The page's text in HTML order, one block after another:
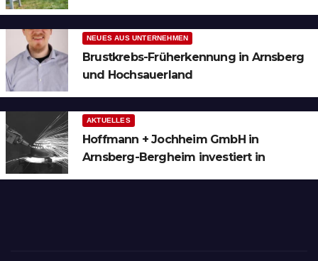
NEUES AUS UNTERNEHMEN
Brustkrebs-Früherkennung in Arnsberg
und Hochsauerland
AKTUELLES
Hoffmann + Jochheim GmbH in
Arnsberg-Bergheim investiert in